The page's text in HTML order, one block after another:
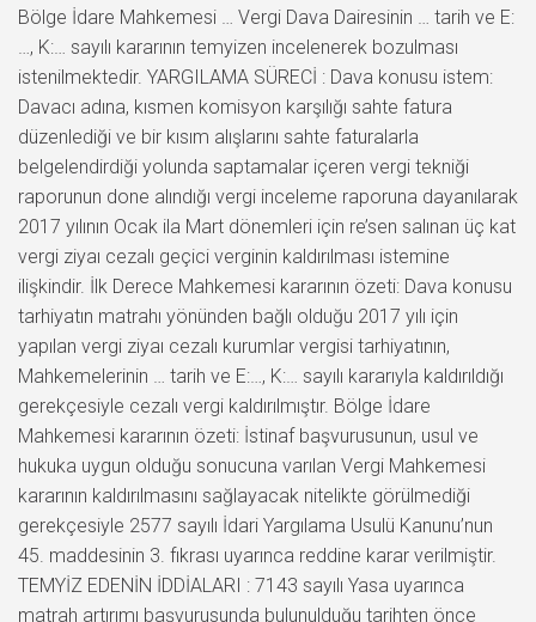
Bölge İdare Mahkemesi … Vergi Dava Dairesinin … tarih ve E:
…, K:… sayılı kararının temyizen incelenerek bozulması
istenilmektedir. YARGILAMA SÜRECİ : Dava konusu istem:
Davacı adına, kısmen komisyon karşılığı sahte fatura
düzenlediği ve bir kısım alışlarını sahte faturalarla
belgelendirdiği yolunda saptamalar içeren vergi tekniği
raporunun done alındığı vergi inceleme raporuna dayanılarak
2017 yılının Ocak ila Mart dönemleri için re’sen salınan üç kat
vergi ziyaı cezalı geçici verginin kaldırılması istemine
ilişkindir. İlk Derece Mahkemesi kararının özeti: Dava konusu
tarhiyatın matrahı yönünden bağlı olduğu 2017 yılı için
yapılan vergi ziyaı cezalı kurumlar vergisi tarhiyatının,
Mahkemelerinin … tarih ve E:…, K:… sayılı kararıyla kaldırıldığı
gerekçesiyle cezalı vergi kaldırılmıştır. Bölge İdare
Mahkemesi kararının özeti: İstinaf başvurusunun, usul ve
hukuka uygun olduğu sonucuna varılan Vergi Mahkemesi
kararının kaldırılmasını sağlayacak nitelikte görülmediği
gerekçesiyle 2577 sayılı İdari Yargılama Usulü Kanunu’nun
45. maddesinin 3. fıkrası uyarınca reddine karar verilmiştir.
TEMYİZ EDENİN İDDİALARI : 7143 sayılı Yasa uyarınca
matrah artırımı başvurusunda bulunulduğu tarihten önce